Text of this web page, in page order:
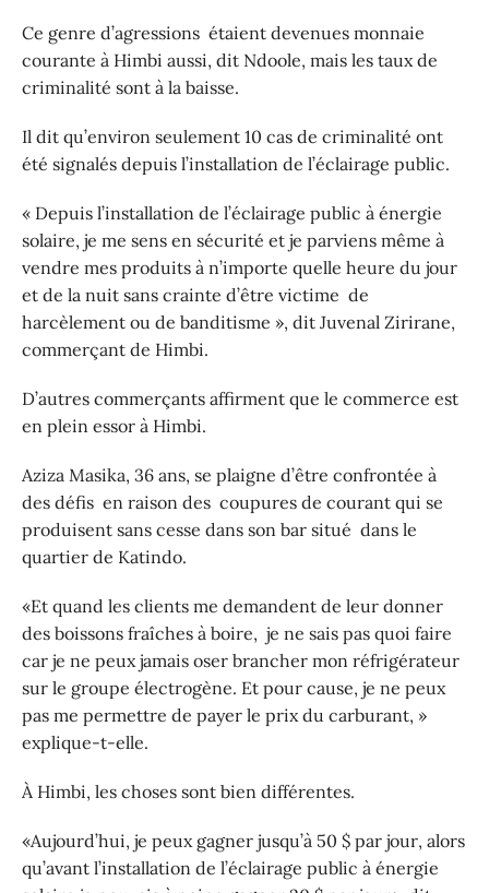
Ce genre d’agressions étaient devenues monnaie
courante à Himbi aussi, dit Ndoole, mais les taux de
criminalité sont à la baisse.
Il dit qu’environ seulement 10 cas de criminalité ont
été signalés depuis l’installation de l’éclairage public.
« Depuis l’installation de l’éclairage public à énergie
solaire, je me sens en sécurité et je parviens même à
vendre mes produits à n’importe quelle heure du jour
et de la nuit sans crainte d’être victime de
harcèlement ou de banditisme », dit Juvenal Zirirane,
commerçant de Himbi.
D’autres commerçants affirment que le commerce est
en plein essor à Himbi.
Aziza Masika, 36 ans, se plaigne d’être confrontée à
des défis en raison des coupures de courant qui se
produisent sans cesse dans son bar situé dans le
quartier de Katindo.
«Et quand les clients me demandent de leur donner
des boissons fraîches à boire, je ne sais pas quoi faire
car je ne peux jamais oser brancher mon réfrigérateur
sur le groupe électrogène. Et pour cause, je ne peux
pas me permettre de payer le prix du carburant, »
explique-t-elle.
À Himbi, les choses sont bien différentes.
«Aujourd’hui, je peux gagner jusqu’à 50 $ par jour, alors
qu’avant l’installation de l’éclairage public à énergie